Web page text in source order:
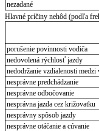
nezadané
Hlavné príčiny nehôd (podľa
porušenie povinnosti vodiča
nedovolená rýchlosť jazdy
nedodržanie vzdialenosti medzi
nesprávne predchádzanie
nesprávne odbočovanie
nesprávna jazda cez križovatku
nesprávny spôsob jazdy
nesprávne otáčanie a cúvanie